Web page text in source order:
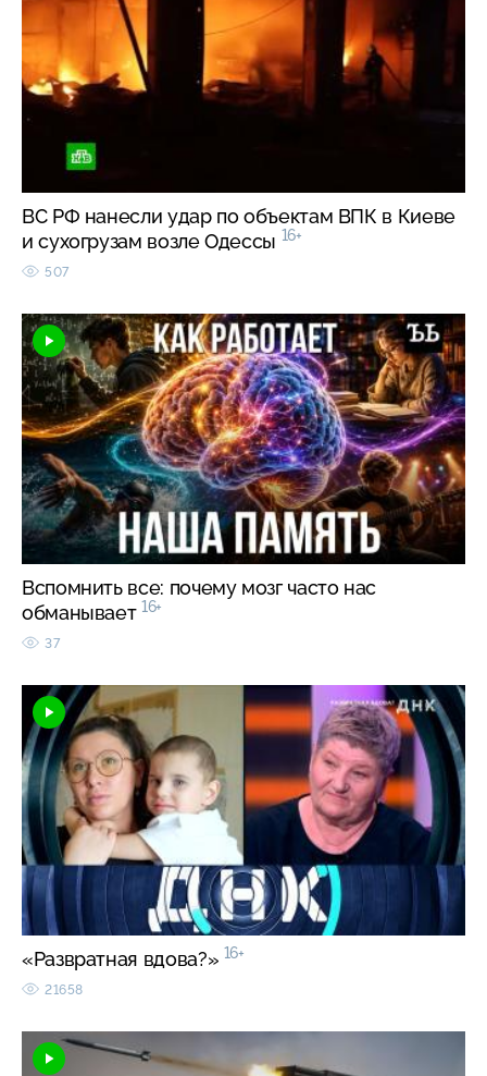
ВС РФ нанесли удар по объектам ВПК в Киеве
и сухогрузам возле Одессы 16+
507
Вспомнить все: почему мозг часто нас
обманывает 16+
37
«Развратная вдова?» 16+
21658